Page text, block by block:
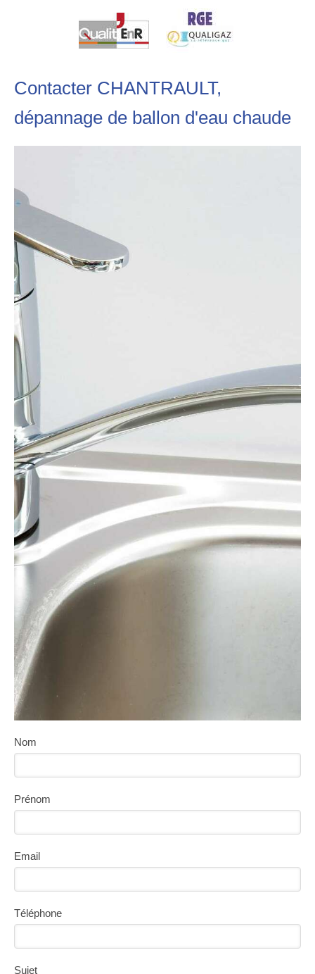
Contacter CHANTRAULT,
dépannage de ballon d'eau chaude
Nom
Prénom
Email
Téléphone
Sujet